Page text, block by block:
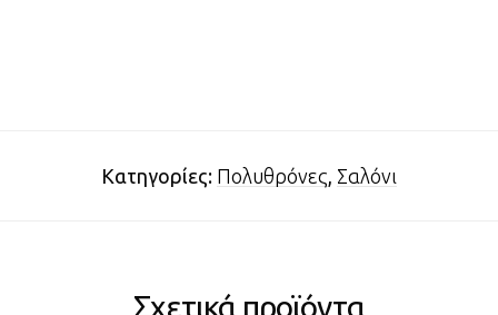
Κατηγορίες: Πολυθρόνες, Σαλόνι
Σχετικά προϊόντα